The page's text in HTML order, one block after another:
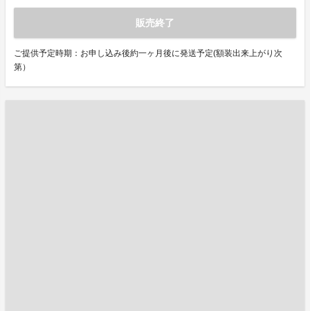
販売終了
ご提供予定時期：お申し込み後約一ヶ月後に発送予定(額装出来上がり次
第）